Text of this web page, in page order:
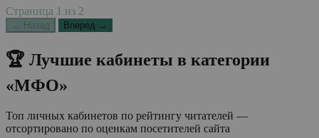
Страница 1 из 2
← Назад Вперед →
🏆 Лучшие кабинеты в категории
«МФО»
Топ личных кабинетов по рейтингу читателей —
отсортировано по оценкам посетителей сайта